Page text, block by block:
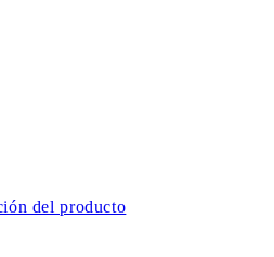
del producto